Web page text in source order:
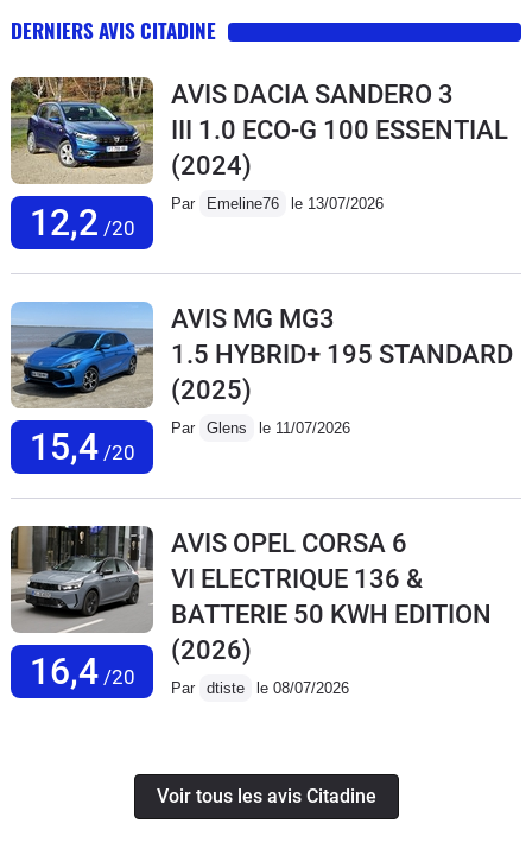
DERNIERS AVIS CITADINE
12,2 /20
AVIS DACIA SANDERO 3
III 1.0 ECO-G 100 ESSENTIAL
(2024)
Par Emeline76 le 13/07/2026
15,4/20
AVIS MG MG3
1.5 HYBRID+ 195 STANDARD
(2025)
Par Glens le 11/07/2026
16,4/20
AVIS OPEL CORSA 6
VI ELECTRIQUE 136 &
BATTERIE 50 KWH EDITION
(2026)
Par dtiste le 08/07/2026
Voir tous les avis Citadine